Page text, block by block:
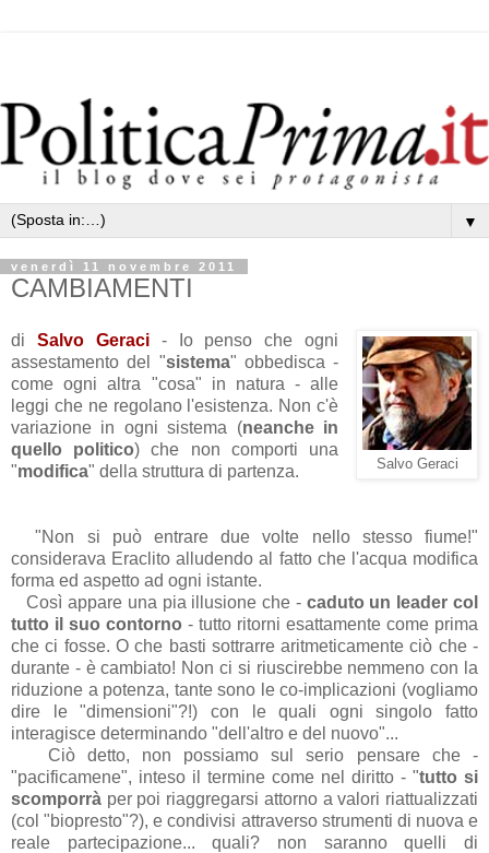
▼
venerdì 11 novembre 2011
CAMBIAMENTI
Salvo Geraci
di Salvo Geraci- I o penso che ogni
assestamento del "sistema" obbedisca -
come ogni altra "cosa" in natura - alle
leggi che ne regolano l'esistenza. Non c'è
variazione in ogni sistema (neanche in
quello politico) che non comporti una
"modifica" della struttura di partenza.
"Non si può entrare due volte nello stesso fiume!"
considerava Eraclito alludendo al fatto che l'acqua modifica
forma ed aspetto ad ogni istante.
Così appare una pia illusione che - caduto un leader col
tutto il suo contorno - tutto ritorni esattamente come prima
che ci fosse. O che basti sottrarre aritmeticamente ciò che -
durante - è cambiato! Non ci si riuscirebbe nemmeno con la
riduzione a potenza, tante sono le co-implicazioni (vogliamo
dire le "dimensioni"?!) con le quali ogni singolo fatto
interagisce determinando "dell'altro e del nuovo"...
Ciò detto, non possiamo sul serio pensare che -
"pacificamene", inteso il termine come nel diritto - "tutto si
scomporrà per poi riaggregarsi attorno a valori riattualizzati
(col "biopresto"?), e condivisi attraverso strumenti di nuova e
reale partecipazione... quali? non saranno quelli di